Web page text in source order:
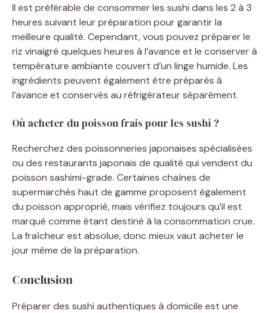
Il est préférable de consommer les sushi dans les 2 à 3
heures suivant leur préparation pour garantir la
meilleure qualité. Cependant, vous pouvez préparer le
riz vinaigré quelques heures à l’avance et le conserver à
température ambiante couvert d’un linge humide. Les
ingrédients peuvent également être préparés à
l’avance et conservés au réfrigérateur séparément.
Où acheter du poisson frais pour les sushi ?
Recherchez des poissonneries japonaises spécialisées
ou des restaurants japonais de qualité qui vendent du
poisson sashimi-grade. Certaines chaînes de
supermarchés haut de gamme proposent également
du poisson approprié, mais vérifiez toujours qu’il est
marqué comme étant destiné à la consommation crue.
La fraîcheur est absolue, donc mieux vaut acheter le
jour même de la préparation.
Conclusion
Préparer des sushi authentiques à domicile est une